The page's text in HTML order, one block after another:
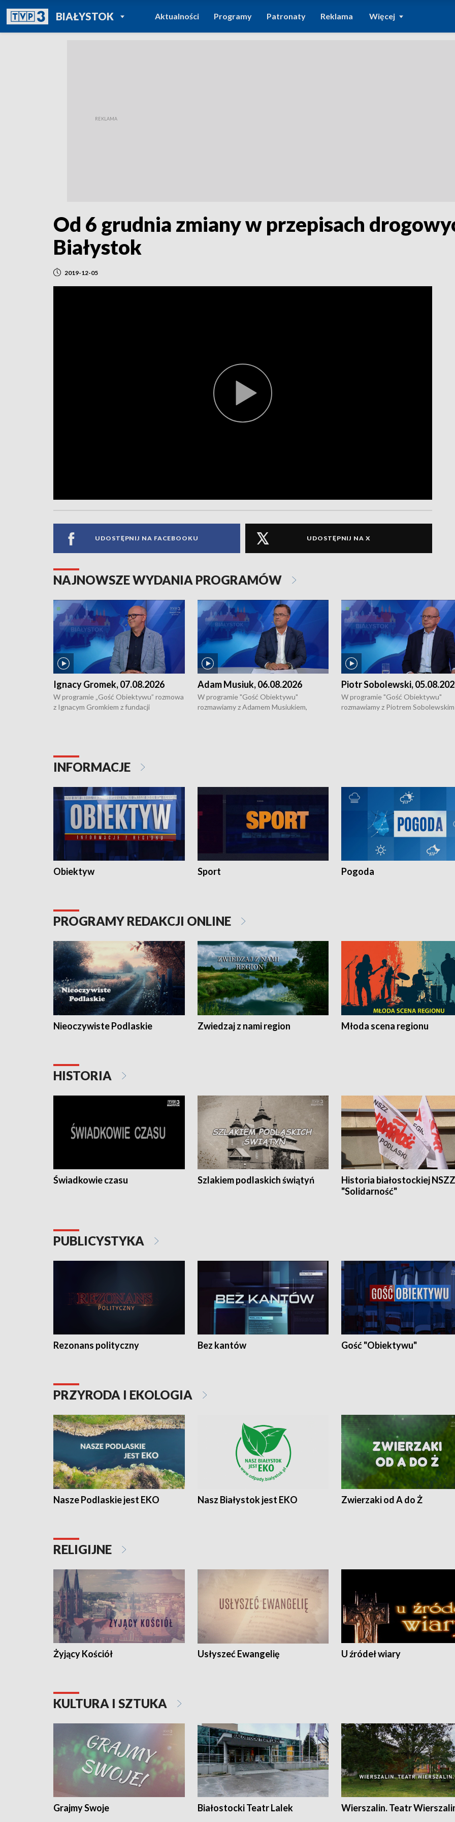
BIAŁYSTOKPOWRÓT DO
TVP REGIONY
Aktualności Programy Patronaty Reklama Więcej
Od 6 grudnia zmiany w przepisach
Białystok
2019-12-05
UDOSTĘPNIJ NA FACEBOOKU UDOSTĘPNIJ NA X
NAJNOWSZE WYDANIA PROGRAMÓW
Ignacy Gromek, 07.08.2026
W programie „Gość Obiektywu” rozmowa
z Ignacym Gromkiem z fundacji
Adam Musiuk, 06.08.2026
W programie "Gość Obiektywu"
rozmawiamy z Adamem Musiukiem,
Piotr Sobolewski,
W programie "Gość Obiektywu"
rozmawiamy z Piotrem
INFORMACJE
Obiektyw Sport Pogoda
PROGRAMY REDAKCJI ONLINE
Nieoczywiste Podlaskie Zwiedzaj z nami region Młoda scena regionu
HISTORIA
Świadkowie czasu Szlakiem podlaskich świątyń
Historia białostockiej NSZZ
"Solidarność"
PUBLICYSTYKA
Rezonans polityczny Bez kantów Gość "Obiektywu"
PRZYRODA I EKOLOGIA
Nasze Podlaskie jest EKO Nasz Białystok jest EKO Zwierzaki od A do Ż
RELIGIJNE
Żyjący Kościół Usłyszeć Ewangelię U źródeł wiary
KULTURA I SZTUKA
Grajmy Swoje Białostocki Teatr Lalek Wierszalin. Teatr